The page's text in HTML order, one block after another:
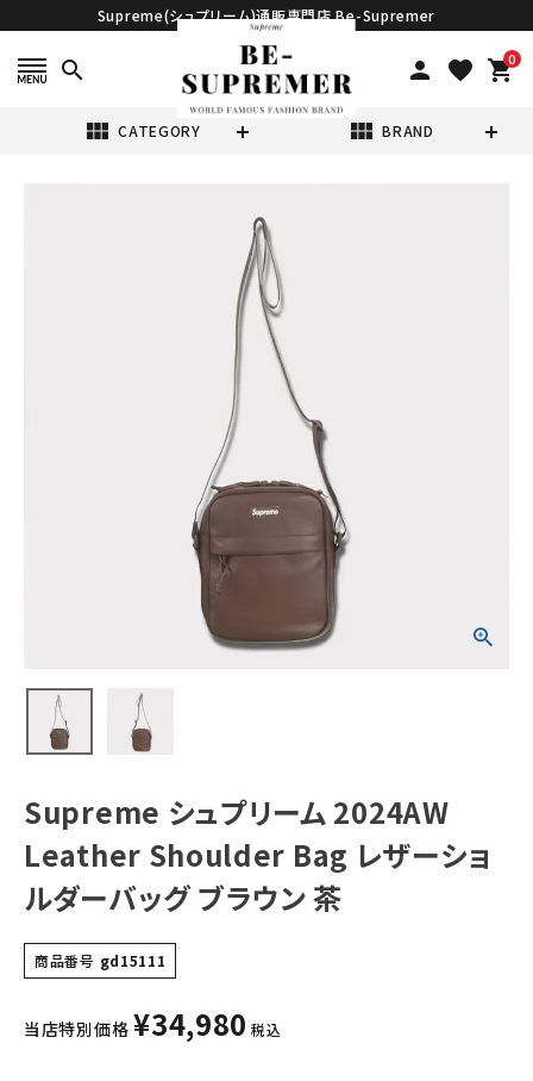
Supreme(シュプリーム)通販専門店 Be-Supremer
search person favorite 0
shopping_cart
view_module CATEGORY view_module BRAND
Tシャツ・ロングスリーブ
パーカー・トレーナー
キャップ・ハット
ニット帽・ビーニー
その他バッグ類
スニーカー・ブーツ
Supreme シュプリーム 2024AW
Leather Shoulder Bag レザーショ
ルダーバッグ ブラウン 茶
商品番号 gd15111
当店特別価格 ¥34,980 税込